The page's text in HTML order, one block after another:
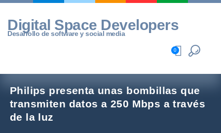
Skip
content
Digital Space Developers
Desarrollo de software y social media
0
Philips presenta unas bombillas que
transmiten datos a 250 Mbps a través
de la luz